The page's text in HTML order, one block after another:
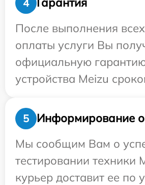
4
После выполнения
оплаты услуги Вы
официальную
устройства Meizu
5
Информирование о
Мы сообщим Вам о
тестировании техники
курьер доставит ее по